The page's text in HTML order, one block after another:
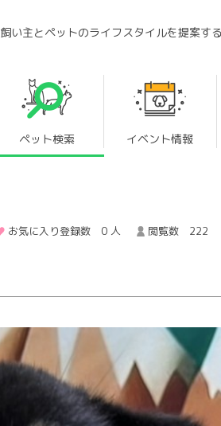
飼い主とペットのライフスタイルを提案す
ペット検索 イベント情報
お気に入り登録数 0 人 閲覧数 222